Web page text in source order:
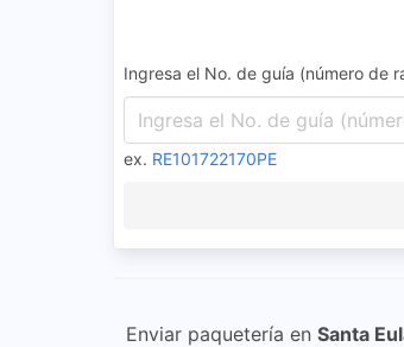
Ingresa el No. de guía (número de
ex. RE101722170PE
Enviar paquetería en Santa